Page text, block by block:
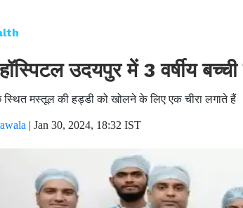
उदयपुर में 3 वर्षीय
स्थित मस्तूल की हड्डी को खोलने के लिए एक चीरा लगाते हैं
| Jan 30, 2024, 18:32 IST